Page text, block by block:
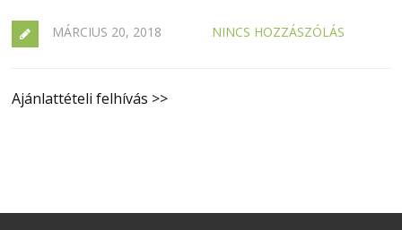
MÁRCIUS 20, 2018 NINCS HOZZÁSZÓLÁS
Ajánlattételi felhívás >>